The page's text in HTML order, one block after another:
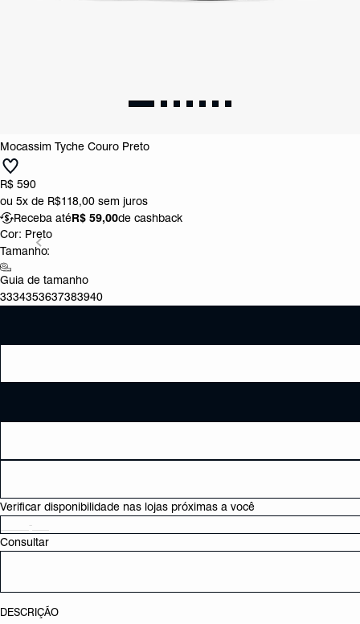
Mocassim Tyche Couro Preto
R$ 590
ou 5x de R$118,00 sem juros
Receba atéR$ 59,00de cashback
Cor: Preto
Tamanho:
Guia de tamanho
3334353637383940
Verificar disponibilidade nas lojas próximas a você
Consultar
DESCRIÇÃO